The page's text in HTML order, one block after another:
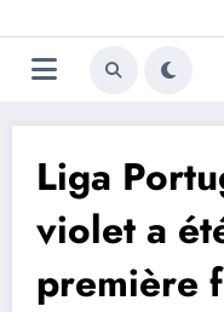
au
contenu
Liga
violet a
première